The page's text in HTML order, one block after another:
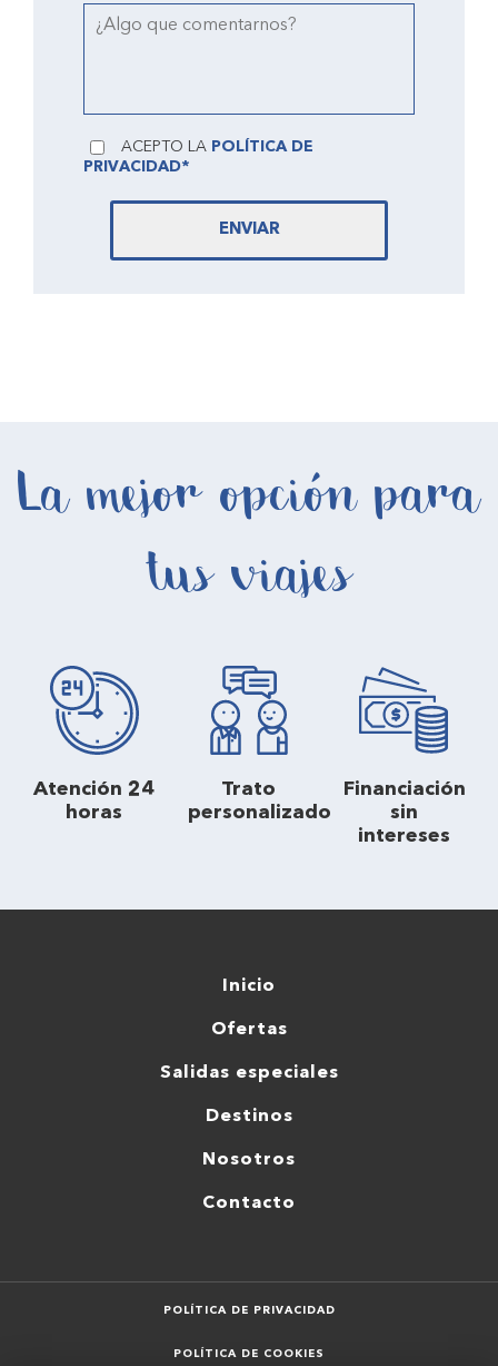
ACEPTO LA POLÍTICA DE
PRIVACIDAD*
ENVIAR
La mejor opción para
tus viajes
Atención 24
horas
Trato
personalizado
Financiación
sin
intereses
Inicio
Ofertas
Salidas especiales
Destinos
Nosotros
Contacto
POLÍTICA DE PRIVACIDAD
POLÍTICA DE COOKIES